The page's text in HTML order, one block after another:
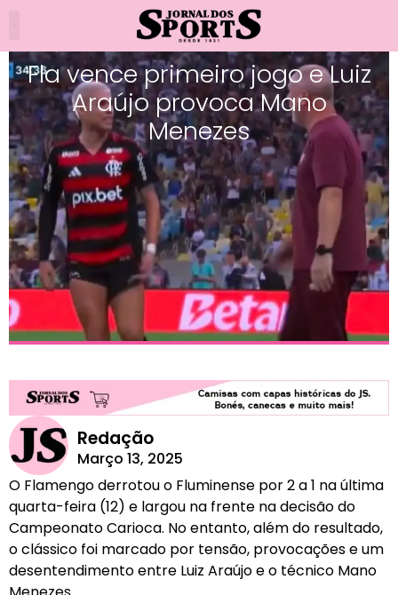
Fla vence primeiro jogo e Luiz
Araújo provoca Mano
Menezes
Redação
Março 13, 2025
O Flamengo derrotou o Fluminense por 2 a 1 na última
quarta-feira (12) e largou na frente na decisão do
Campeonato Carioca. No entanto, além do resultado,
o clássico foi marcado por tensão, provocações e um
desentendimento entre Luiz Araújo e o técnico Mano